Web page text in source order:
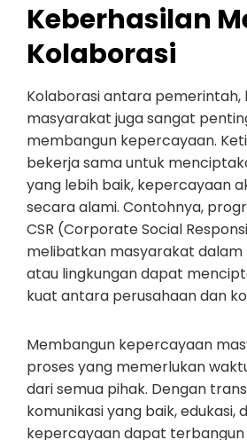
Keberhasilan
Kolaborasi
Kolaborasi antara pemerintah,
masyarakat juga sangat
membangun kepercayaan.
bekerja sama untuk
yang lebih baik, kepercayaan
secara alami. Contohnya,
CSR (Corporate Social
melibatkan masyarakat dalam
atau lingkungan dapat
kuat antara perusahaan dan
Membangun kepercayaan
proses yang memerlukan
dari semua pihak. Dengan
komunikasi yang baik, edukasi,
kepercayaan dapat terbangun